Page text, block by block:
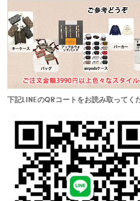
下記LINEのQRコートをお読み取ってく